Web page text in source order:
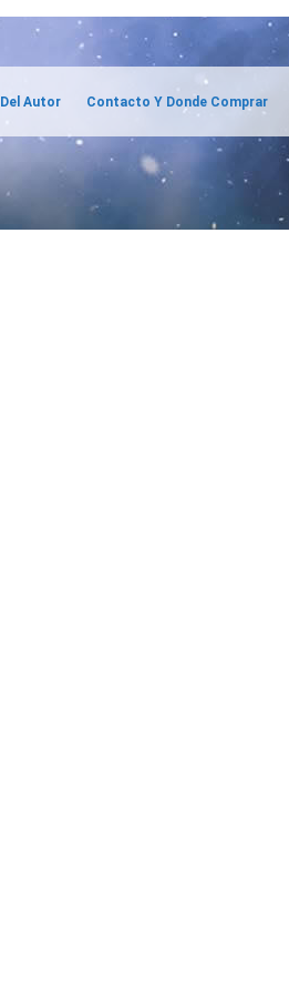
Del Autor Contacto Y Donde Comprar